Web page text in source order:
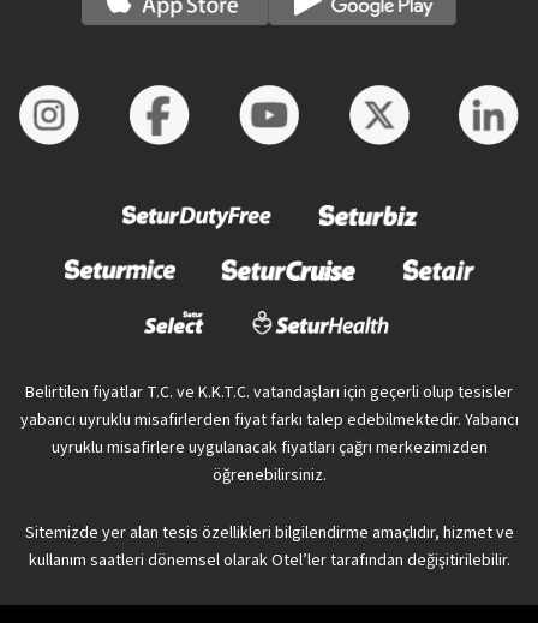
Belirtilen fiyatlar T.C. ve K.K.T.C. vatandaşları için geçerli olup tesisler
yabancı uyruklu misafirlerden fiyat farkı talep edebilmektedir. Yabancı
uyruklu misafirlere uygulanacak fiyatları çağrı merkezimizden
öğrenebilirsiniz.
Sitemizde yer alan tesis özellikleri bilgilendirme amaçlıdır, hizmet ve
kullanım saatleri dönemsel olarak Otel’ler tarafından değişitirilebilir.